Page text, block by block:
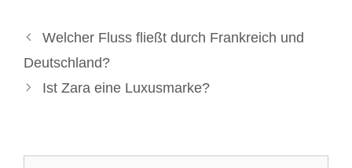
Welcher Fluss fließt durch Frankreich und
Deutschland?
Ist Zara eine Luxusmarke?